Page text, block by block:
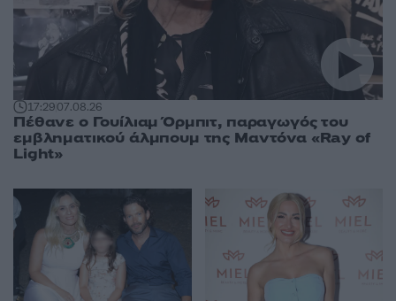
17:2907.08.26
Πέθανε ο Γουίλιαμ Όρμπιτ, παραγωγός του
εμβληματικού άλμπουμ της Μαντόνα «Ray of
Light»